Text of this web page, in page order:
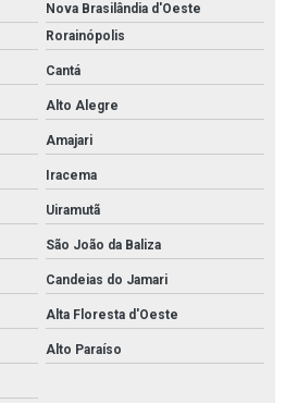
Nova Brasilândia d'Oeste
Rorainópolis
Cantá
Alto Alegre
Amajari
Iracema
Uiramutã
São João da Baliza
Candeias do Jamari
Alta Floresta d'Oeste
Alto Paraíso